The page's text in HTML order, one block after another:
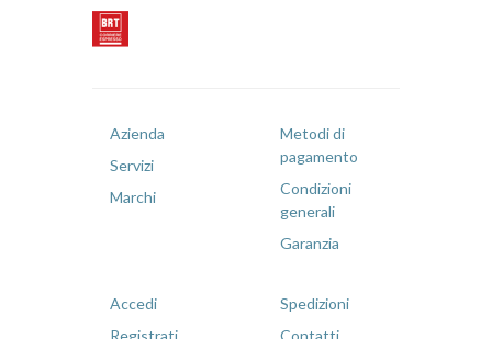
Azienda
Servizi
Marchi
Metodi di
pagamento
Condizioni
generali
Garanzia
Accedi
Registrati
Spedizioni
Contatti